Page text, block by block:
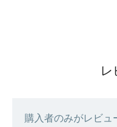
レ
購入者のみがレビュ